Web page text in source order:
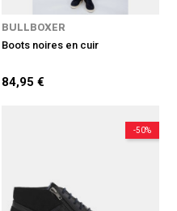
BULLBOXER
Boots noires en cuir
84,95 €
-50%